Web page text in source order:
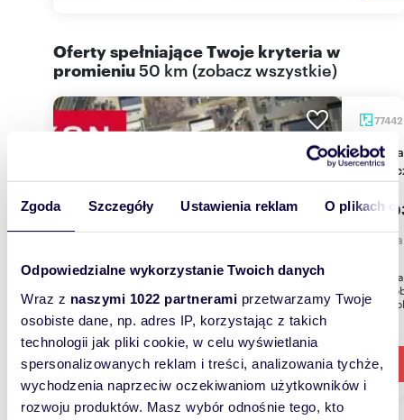
Zgoda Szczegóły Ustawienia reklam O plikach
Odpowiedzialne wykorzystanie Twoich danych
Wraz z naszymi 1022 partnerami przetwarzamy Twoje
osobiste dane, np. adres IP, korzystając z takich
technologii jak pliki cookie, w celu wyświetlania
spersonalizowanych reklam i treści, analizowania tychże,
wychodzenia naprzeciw oczekiwaniom użytkowników i
rozwoju produktów. Masz wybór odnośnie tego, kto
Oferty spełniające Twoje kryteria w
promieniu50 km (zobacz wszystkie)
77442
Działka inwestycyjna 77 442 m² w Dąbrowie
42
Do
mkw.,